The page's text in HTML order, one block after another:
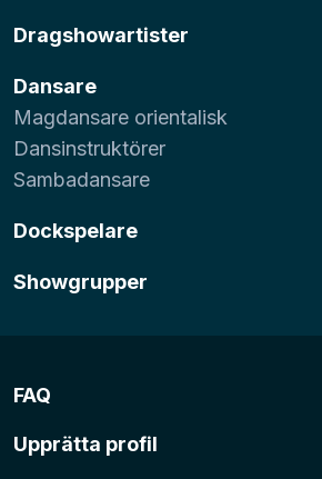
Dragshowartister
Dansare
Magdansare orientalisk
Dansinstruktörer
Sambadansare
Dockspelare
Showgrupper
FAQ
Upprätta profil